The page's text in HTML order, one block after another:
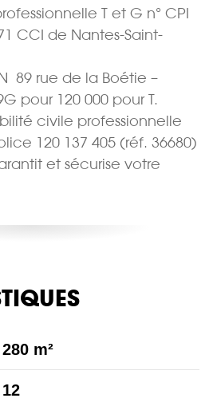
T et G n° CPI
CCI de Nantes-Saint-
 89 rue de la Boétie –
pour 120 000 pour T.
civile professionnelle
120 137 405 (réf. 36680)
et sécurise votre
280 m²
12